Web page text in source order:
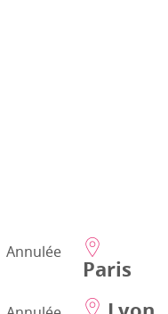
Annulée
Paris